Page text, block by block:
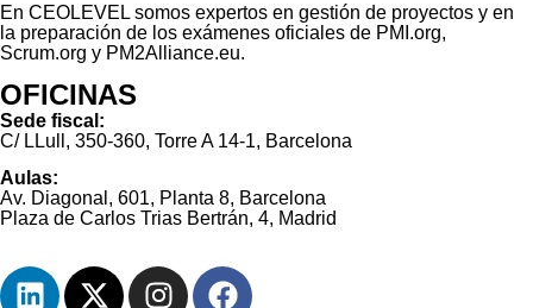
En CEOLEVEL somos expertos en gestión de proyectos y en
la preparación de los exámenes oficiales de PMI.org,
Scrum.org y PM2Alliance.eu.
OFICINAS
Sede fiscal:
C/ LLull, 350-360, Torre A 14-1, Barcelona
Aulas:
Av. Diagonal, 601, Planta 8, Barcelona
Plaza de Carlos Trias Bertrán, 4, Madrid